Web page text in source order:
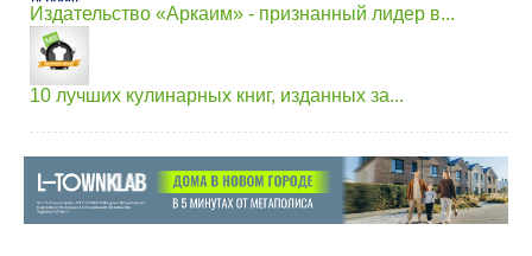
Издательство «Аркаим» - признанный лидер в...
10 лучших кулинарных книг, изданных за...